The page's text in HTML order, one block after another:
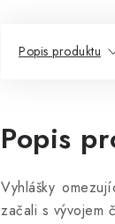
Popis produktu
Popis
Vyhlášky
začali s vývojem